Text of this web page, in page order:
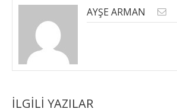
AYŞE ARMAN
İLGILI YAZILAR